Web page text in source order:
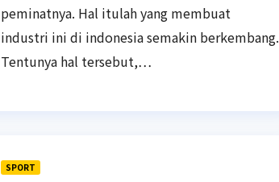
peminatnya. Hal itulah yang membuat
industri ini di indonesia semakin berkembang.
Tentunya hal tersebut,…
SPORT